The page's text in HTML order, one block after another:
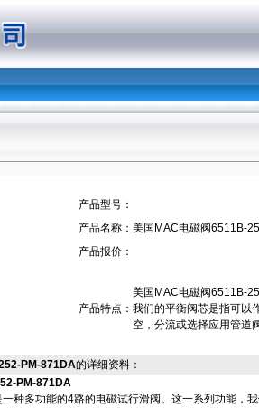
产品型号：
产品名称： 美国MAC电磁阀6511B-
产品报价：
产品特点：
美国MAC电磁阀6511B-
我们的平衡阀芯是指可以
空，分流或选择应用管道
PM-871DA的详细资料：
PM-871DA
种多功能的4路的电磁试行滑阀。这一系列功能，